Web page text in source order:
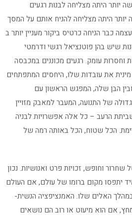
יותר היתה מצליחה לבנות רגעים
יותר היתה מצליחה להניח אותם על המסך
עצמה כבר הניחה כרטיס ביקור מעניין יותר ב
שיש בהן פוטנציאל רגשי ודרמטי
וחסרות עומק. רגעים מכוננים במכבסה
את עובדות שלו, היחסים המתפתחים
הבן שלה, המפגש הראשון עם
של התנועה, המעבר למאבק מזויין
הרעב – כל אלה אפשרויות לבניה
הכל שטוח, הכל באותה רמה של
וחופש, זכויות פרט ואנושיות. נכון
יתפסו מקום ברומו של עולם, אם העולם
האלים שלו. האמנציפציה הנשית-
אם הוא מיעוט או רוב הם נושאים